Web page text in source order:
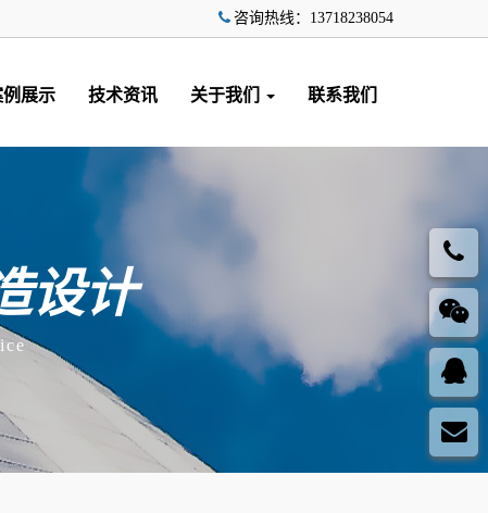
咨询热线：13718238054
例展示 技术资讯 关于我们 联系我们
设计